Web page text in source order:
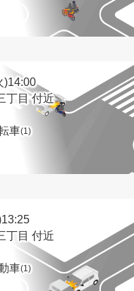
)14:00
丁目 付近
車(1)
丁目 付近
車(1)